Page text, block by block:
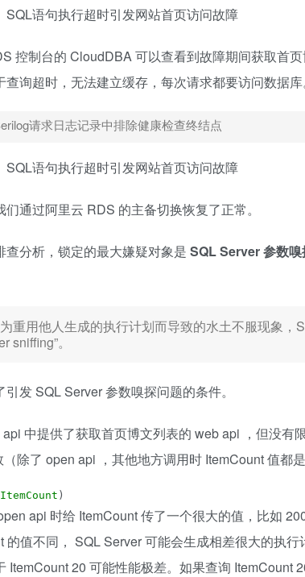
控制台的 CloudDBA 可以查看到故障期间获取首
询超时，无法建立缓存，每次请求都要访问数据库
请求日志记录中排除健康检查终结点
通过阿里云 RDS 的主备切换恢复了正常。
查分析，锁定的最大嫌疑对象是 SQL Server 参数嗅
重用他人生成的执行计划而导致的水土不服现象，
sniffing”。
发 SQL Server 参数嗅探问题的条件。
中提供了获取首页博文列表的 web api ，但没有
除了 open api ，其他地方调用时 ItemCount 值都是
)
api 时给 ItemCount 传了一个很大的值，比如
的值不同， SQL Server 可能会生成相差很大的执
ItemCount 20 可能性能极差。如果查询 ItemCount